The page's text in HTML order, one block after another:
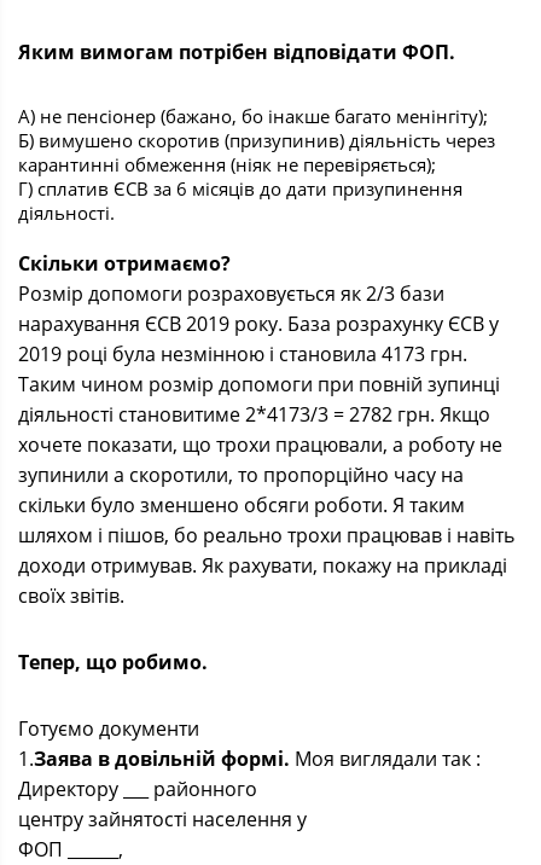
Яким вимогам потрібен відповідати ФОП.
А) не пенсіонер (бажано, бо інакше багато менінгіту);
Б) вимушено скоротив (призупинив) діяльність через
карантинні обмеження (ніяк не перевіряється);
Г) сплатив ЄСВ за 6 місяців до дати призупинення
діяльності.
Скільки отримаємо?
Розмір допомоги розраховується як 2/3 бази
нарахування ЄСВ 2019 року. База розрахунку ЄСВ у
2019 році була незмінною і становила 4173 грн.
Таким чином розмір допомоги при повній зупинці
діяльності становитиме 2*4173/3 = 2782 грн. Якщо
хочете показати, що трохи працювали, а роботу не
зупинили а скоротили, то пропорційно часу на
скільки було зменшено обсяги роботи. Я таким
шляхом і пішов, бо реально трохи працював і навіть
доходи отримував. Як рахувати, покажу на прикладі
своїх звітів.
Тепер, що робимо.
Готуємо документи
1.Заява в довільній формі. Моя виглядали так :
Директору ___ районного
центру зайнятості населення у
ФОП ______,